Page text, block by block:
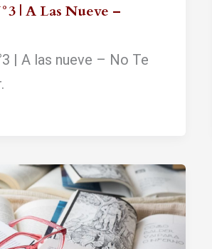
| A Las Nueve –
| A las nueve – No Te